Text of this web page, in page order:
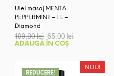
Ulei masaj MENTA
PEPPERMINT – 1 L –
Diamond
109,00lei Prețul
inițial
65,00 lei
ADAUGĂ ÎN COȘ
NOU!
REDUCERE!